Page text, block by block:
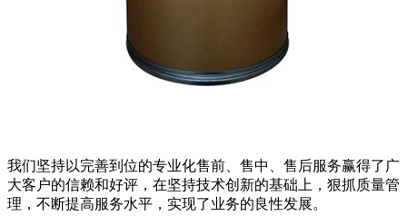
我们坚持以完善到位的专业化售前、售中、售后服务赢得了广
大客户的信赖和好评，在坚持技术创新的基础上，狠抓质量管
理，不断提高服务水平，实现了业务的良性发展。